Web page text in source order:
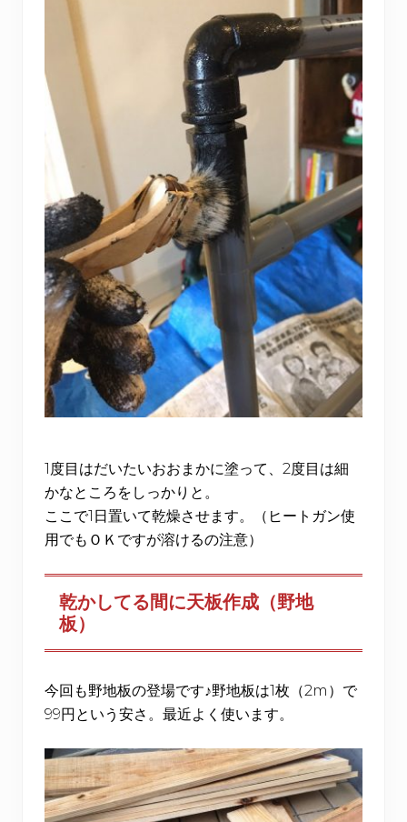
1度目はだいたいおおまかに塗って、2度目は細
かなところをしっかりと。
ここで1日置いて乾燥させます。（ヒートガン使
用でもＯＫですが溶けるの注意）
乾かしてる間に天板作成（野地
板）
今回も野地板の登場です♪野地板は1枚（2m）で
99円という安さ。最近よく使います。